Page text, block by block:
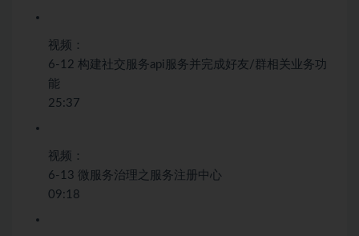
视频：
6-12 构建社交服务api服务并完成好友/群相关业务功
能
25:37
视频：
6-13 微服务治理之服务注册中心
09:18